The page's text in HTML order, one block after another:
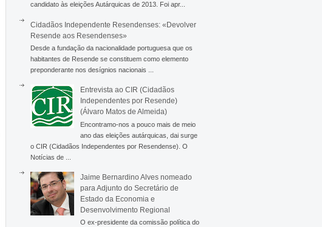
candidato às eleições Autárquicas de 2013. Foi apr...
Cidadãos Independente Resendenses: «Devolver
Resende aos Resendenses»
Desde a fundação da nacionalidade portuguesa que os
habitantes de Resende se constituem como elemento
preponderante nos desígnios nacionais ...
Entrevista ao CIR (Cidadãos
Independentes por Resende)
(Álvaro Matos de Almeida)
Encontramo-nos a pouco mais de meio
ano das eleições autárquicas, dai surge
o CIR (Cidadãos Independentes por Resendense). O
Notícias de ...
Jaime Bernardino Alves nomeado
para Adjunto do Secretário de
Estado da Economia e
Desenvolvimento Regional
O ex-presidente da comissão política do